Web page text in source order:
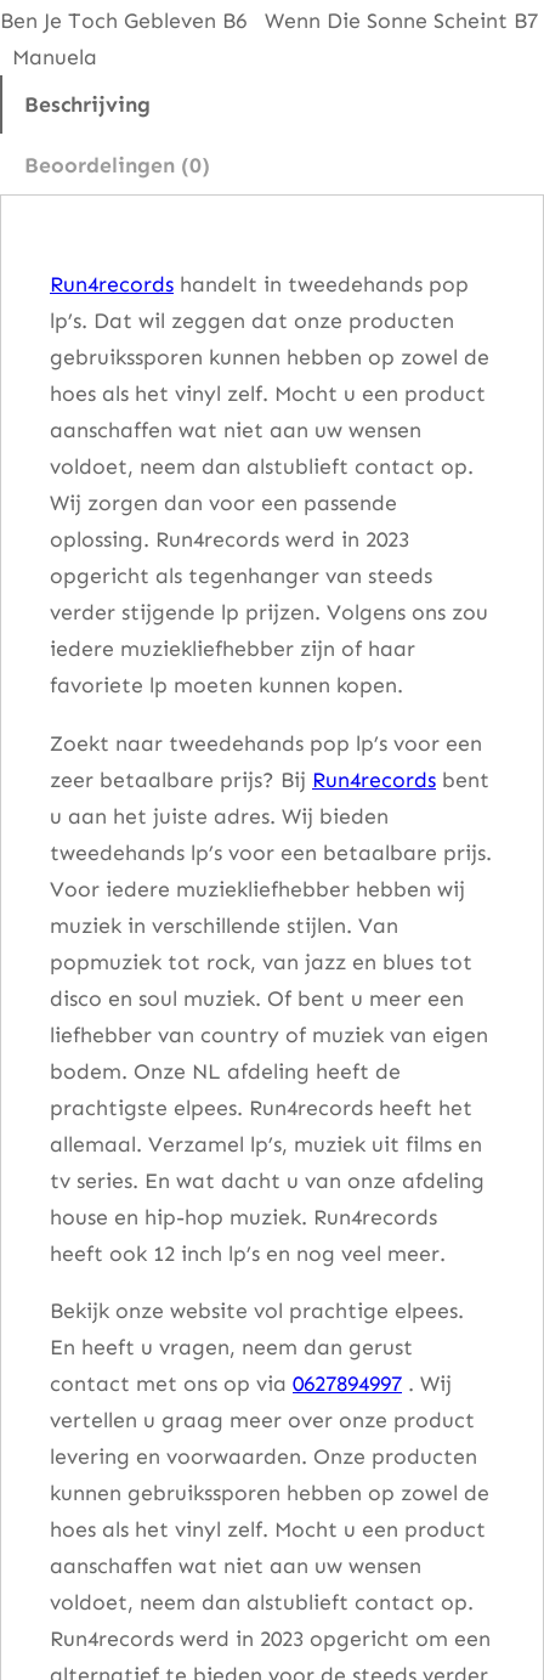
–
o
Ben Je Toch Gebleven B6 Wenn Die Sonne Scheint B7
Manuela
Beschrijving
Beoordelingen (0)
Run4records handelt in tweedehands pop
lp’s. Dat wil zeggen dat onze producten
gebruikssporen kunnen hebben op zowel de
hoes als het vinyl zelf. Mocht u een product
aanschaffen wat niet aan uw wensen
voldoet, neem dan alstublieft contact op.
Wij zorgen dan voor een passende
oplossing. Run4records werd in 2023
opgericht als tegenhanger van steeds
verder stijgende lp prijzen. Volgens ons zou
iedere muziekliefhebber zijn of haar
favoriete lp moeten kunnen kopen.
Zoekt naar tweedehands pop lp’s voor een
zeer betaalbare prijs? Bij Run4records bent
u aan het juiste adres. Wij bieden
tweedehands lp’s voor een betaalbare prijs.
Voor iedere muziekliefhebber hebben wij
muziek in verschillende stijlen. Van
popmuziek tot rock, van jazz en blues tot
disco en soul muziek. Of bent u meer een
liefhebber van country of muziek van eigen
bodem. Onze NL afdeling heeft de
prachtigste elpees. Run4records heeft het
allemaal. Verzamel lp’s, muziek uit films en
tv series. En wat dacht u van onze afdeling
house en hip-hop muziek. Run4records
heeft ook 12 inch lp’s en nog veel meer.
Bekijk onze website vol prachtige elpees.
En heeft u vragen, neem dan gerust
contact met ons op via 0627894997 . Wij
vertellen u graag meer over onze product
levering en voorwaarden. Onze producten
kunnen gebruikssporen hebben op zowel de
hoes als het vinyl zelf. Mocht u een product
aanschaffen wat niet aan uw wensen
voldoet, neem dan alstublieft contact op.
Run4records werd in 2023 opgericht om een